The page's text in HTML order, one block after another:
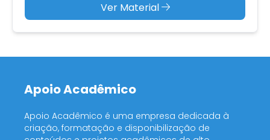
Ver Material
Apoio Acadêmico
Apoio Acadêmico é uma empresa dedicada à
criação, formatação e disponibilização de